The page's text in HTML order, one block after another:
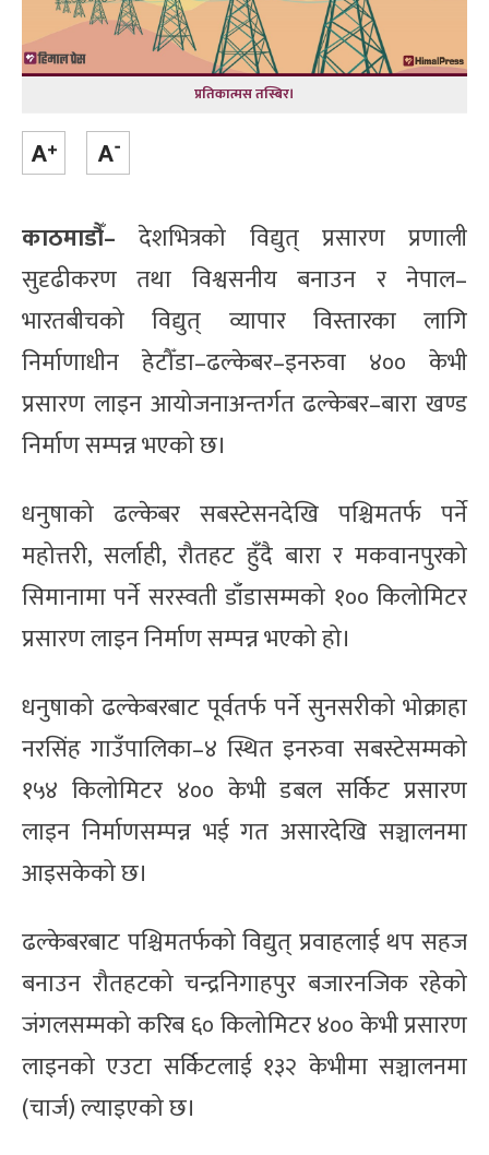
प्रतिकात्मस तस्बिर।
काठमाडौँ– देशभित्रको विद्युत् प्रसारण प्रणाली
सुदृढीकरण तथा विश्वसनीय बनाउन र नेपाल–
भारतबीचको विद्युत् व्यापार विस्तारका लागि
निर्माणाधीन हेटौँडा–ढल्केबर–इनरुवा ४०० केभी
प्रसारण लाइन आयोजनाअन्तर्गत ढल्केबर–बारा खण्ड
निर्माण सम्पन्न भएको छ।
धनुषाको ढल्केबर सबस्टेसनदेखि पश्चिमतर्फ पर्ने
महोत्तरी, सर्लाही, रौतहट हुँदै बारा र मकवानपुरको
सिमानामा पर्ने सरस्वती डाँडासम्मको १०० किलोमिटर
प्रसारण लाइन निर्माण सम्पन्न भएको हो।
धनुषाको ढल्केबरबाट पूर्वतर्फ पर्ने सुनसरीको भोक्राहा
नरसिंह गाउँपालिका–४ स्थित इनरुवा सबस्टेसम्मको
१५४ किलोमिटर ४०० केभी डबल सर्किट प्रसारण
लाइन निर्माणसम्पन्न भई गत असारदेखि सञ्चालनमा
आइसकेको छ।
ढल्केबरबाट पश्चिमतर्फको विद्युत् प्रवाहलाई थप सहज
बनाउन रौतहटको चन्द्रनिगाहपुर बजारनजिक रहेको
जंगलसम्मको करिब ६० किलोमिटर ४०० केभी प्रसारण
लाइनको एउटा सर्किटलाई १३२ केभीमा सञ्चालनमा
(चार्ज) ल्याइएको छ।